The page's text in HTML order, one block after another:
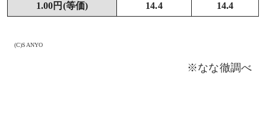
1.00円(等価) 14.4 14.4
(C)SANYO
※なな徹調べ